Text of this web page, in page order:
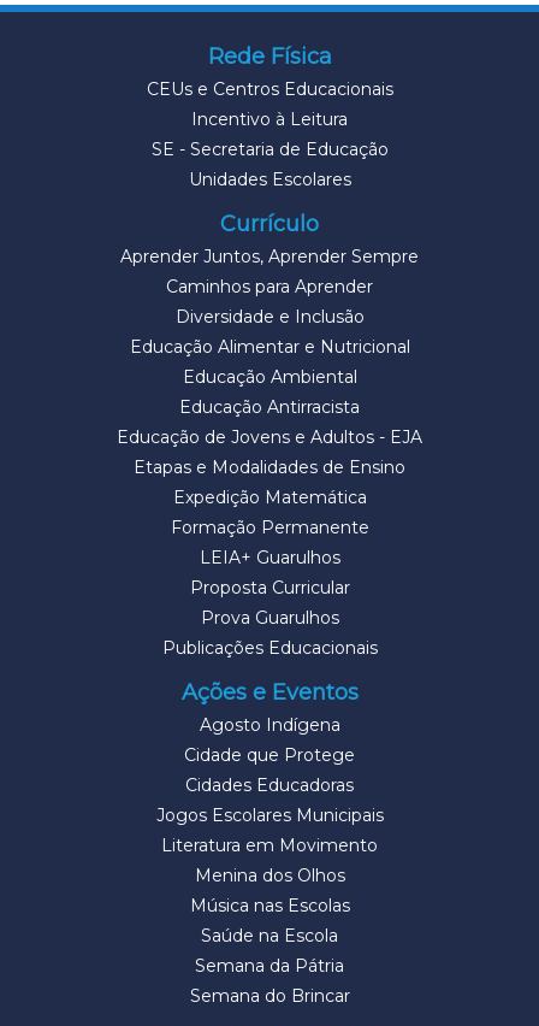
Rede Física
CEUs e Centros Educacionais
Incentivo à Leitura
SE - Secretaria de Educação
Unidades Escolares
Currículo
Aprender Juntos, Aprender Sempre
Caminhos para Aprender
Diversidade e Inclusão
Educação Alimentar e Nutricional
Educação Ambiental
Educação Antirracista
Educação de Jovens e Adultos - EJA
Etapas e Modalidades de Ensino
Expedição Matemática
Formação Permanente
LEIA+ Guarulhos
Proposta Curricular
Prova Guarulhos
Publicações Educacionais
Ações e Eventos
Agosto Indígena
Cidade que Protege
Cidades Educadoras
Jogos Escolares Municipais
Literatura em Movimento
Menina dos Olhos
Música nas Escolas
Saúde na Escola
Semana da Pátria
Semana do Brincar